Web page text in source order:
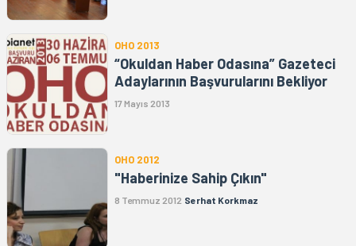
OHO 2013
“Okuldan Haber Odasına” Gazeteci
Adaylarının Başvurularını Bekliyor
17 Mayıs 2013
OHO 2012
"Haberinize Sahip Çıkın"
8 Temmuz 2012 Serhat Korkmaz